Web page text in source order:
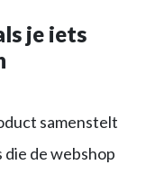
je iets
samenstelt
die de webshop